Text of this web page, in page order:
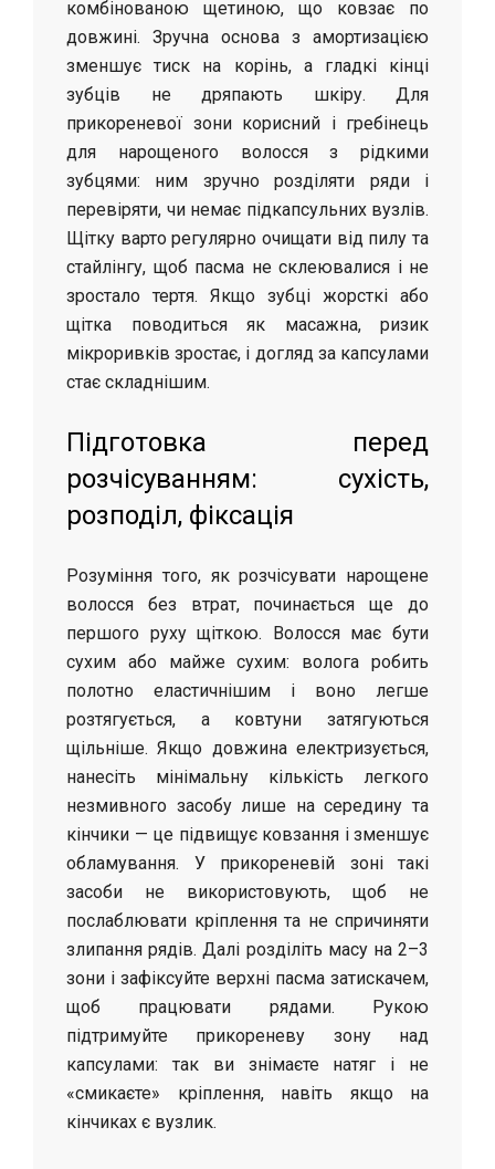
комбінованою щетиною, що ковзає по
довжині. Зручна основа з амортизацією
зменшує тиск на корінь, а гладкі кінці
зубців не дряпають шкіру. Для
прикореневої зони корисний і гребінець
для нарощеного волосся з рідкими
зубцями: ним зручно розділяти ряди і
перевіряти, чи немає підкапсульних вузлів.
Щітку варто регулярно очищати від пилу та
стайлінгу, щоб пасма не склеювалися і не
зростало тертя. Якщо зубці жорсткі або
щітка поводиться як масажна, ризик
мікроривків зростає, і догляд за капсулами
стає складнішим.
Підготовка перед
розчісуванням: сухість,
розподіл, фіксація
Розуміння того, як розчісувати нарощене
волосся без втрат, починається ще до
першого руху щіткою. Волосся має бути
сухим або майже сухим: волога робить
полотно еластичнішим і воно легше
розтягується, а ковтуни затягуються
щільніше. Якщо довжина електризується,
нанесіть мінімальну кількість легкого
незмивного засобу лише на середину та
кінчики — це підвищує ковзання і зменшує
обламування. У прикореневій зоні такі
засоби не використовують, щоб не
послаблювати кріплення та не спричиняти
злипання рядів. Далі розділіть масу на 2–3
зони і зафіксуйте верхні пасма затискачем,
щоб працювати рядами. Рукою
підтримуйте прикореневу зону над
капсулами: так ви знімаєте натяг і не
«смикаєте» кріплення, навіть якщо на
кінчиках є вузлик.